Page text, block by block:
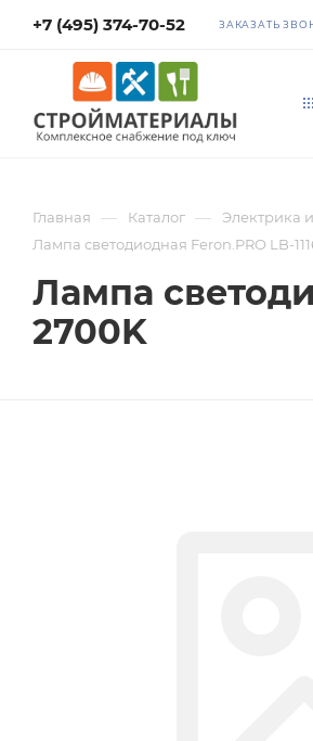
+7 (495) 374-70-52 ЗАКАЗАТЬ
Главная — Каталог — Электрика
Лампа светодиодная Feron.PRO LB-
Лампа
2700K